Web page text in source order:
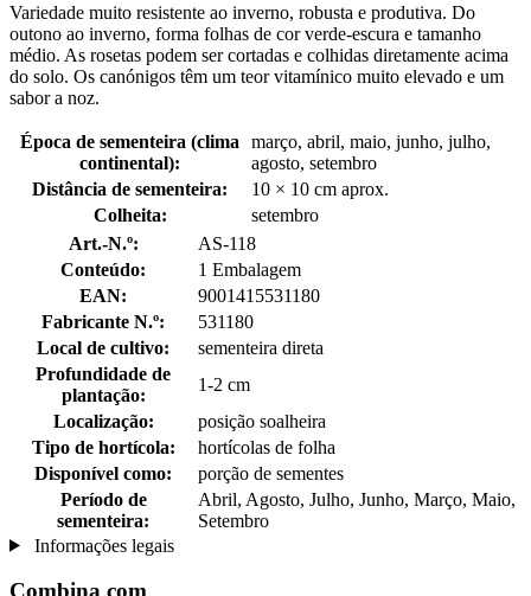
Variedade muito resistente ao inverno, robusta e produtiva. Do
outono ao inverno, forma folhas de cor verde-escura e tamanho
médio. As rosetas podem ser cortadas e colhidas diretamente acima
do solo. Os canónigos têm um teor vitamínico muito elevado e um
sabor a noz.
Época de sementeira (clima
continental):
março, abril, maio, junho, julho,
agosto, setembro
Distância de sementeira:
10 × 10 cm aprox.
Colheita:
setembro
Art.-N.º:
AS-118
Conteúdo:
1 Embalagem
EAN:
9001415531180
Fabricante N.º:
531180
Local de cultivo:
sementeira direta
Profundidade de
plantação:
1-2 cm
Localização:
posição soalheira
Tipo de hortícola:
hortícolas de folha
Disponível como:
porção de sementes
Período de
sementeira:
Abril, Agosto, Julho, Junho, Março, Maio,
Setembro
Informações legais